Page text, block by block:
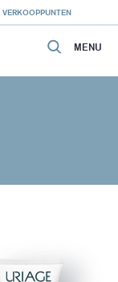
VERKOOPPUNTEN
MENU